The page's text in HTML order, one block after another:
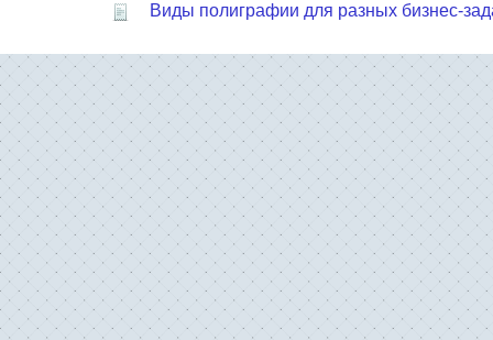
Виды полиграфии для разных бизнес-